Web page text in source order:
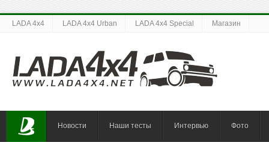
LADA 4x4 LADA 4x4 Urban LADA 4x4 Special Магазин
Новости Наши тесты Интервью Фото